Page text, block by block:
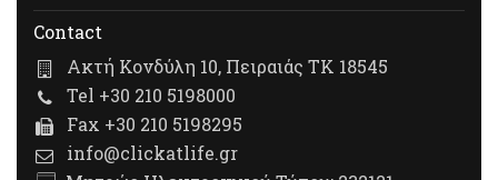
Contact
Ακτή Κονδύλη 10, Πειραιάς ΤΚ 18545
Tel +30 210 5198000
Fax +30 210 5198295
info@clickatlife.gr